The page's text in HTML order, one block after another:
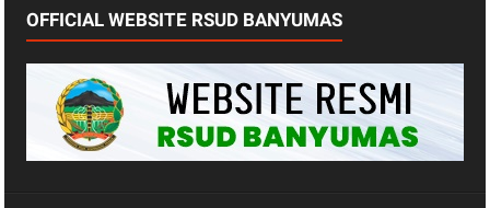
OFFICIAL WEBSITE RSUD BANYUMAS